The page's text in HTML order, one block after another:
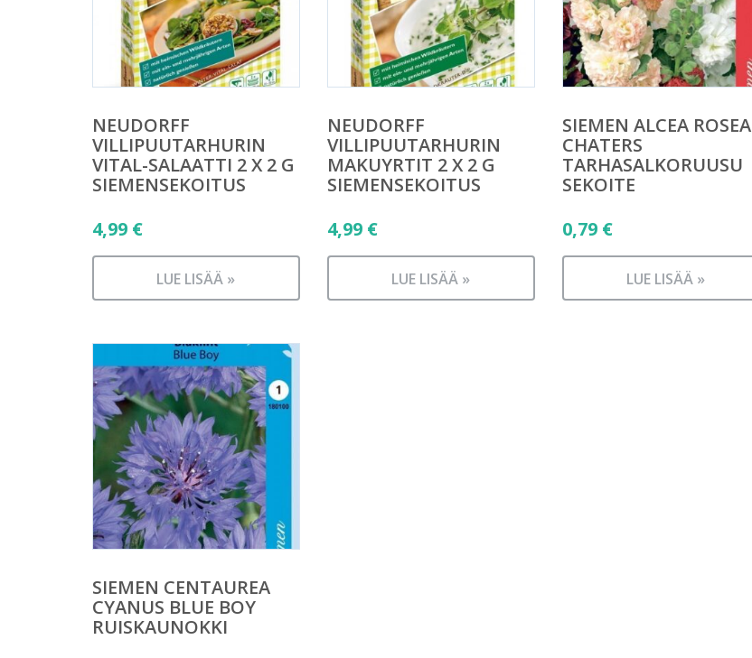
NEUDORFF
VILLIPUUTARHURIN
VITAL-SALAATTI 2 X 2 G
SIEMENSEKOITUS
4,99 €
LUE LISÄÄ »
NEUDORFF
VILLIPUUTARHURIN
MAKUYRTIT 2 X 2 G
SIEMENSEKOITUS
4,99 €
LUE LISÄÄ »
SIEMEN ALCEA ROSEA
CHATERS
TARHASALKORUUSU
SEKOITE
0,79 €
LUE LISÄÄ »
SIEMEN CENTAUREA
CYANUS BLUE BOY
RUISKAUNOKKI